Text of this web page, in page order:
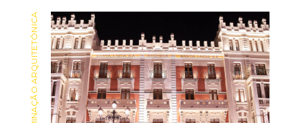
ILUMINAÇÃO ARQUITETÓNICA